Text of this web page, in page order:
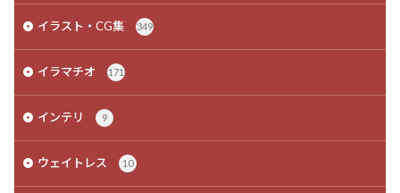
イラスト・CG集 349
イラマチオ 171
インテリ 9
ウェイトレス 10